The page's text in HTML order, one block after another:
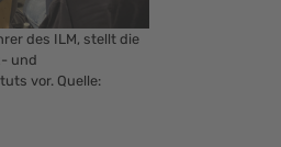
des ILM, stellt die
und
vor. Quelle: